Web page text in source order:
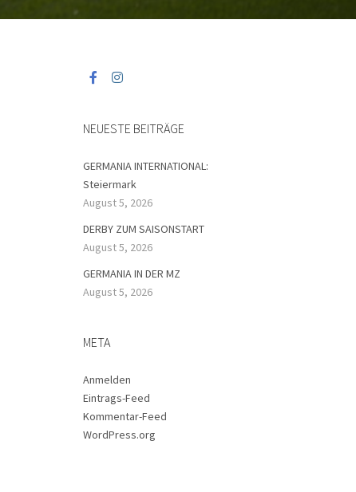
NEUESTE BEITRÄGE
GERMANIA INTERNATIONAL:
Steiermark
August 5, 2026
DERBY ZUM SAISONSTART
August 5, 2026
GERMANIA IN DER MZ
August 5, 2026
META
Anmelden
Eintrags-Feed
Kommentar-Feed
WordPress.org